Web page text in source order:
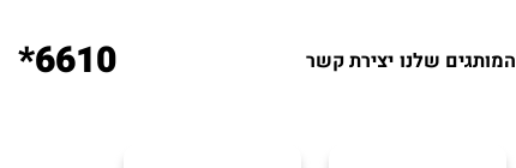
המותגים שלנו יצירת קשר 6610*